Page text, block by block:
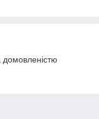
домовленістю